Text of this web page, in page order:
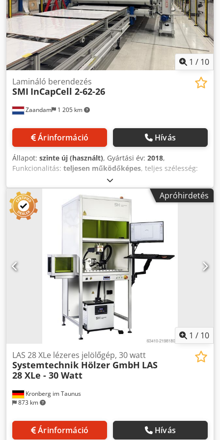
1 / 10
Zaandam 1 205 km
Lamináló berendezés
SMI InCapCell 2-62-26
Árinformáció Hívás
Állapot: szinte új (használt), Gyártási év: 2018,
Funkcionalitás: teljesen működőképes, teljes szélesség:
9 100 mm
mm, össztömeg:40 500 kg, Kettős termelésű, napelem-
lamináló gép A lamináló gépet napelemek vagy kompozit
anyagok gyártására használják. Több réteg anyagot
egymáshoz ragasztanak, majd a lamináló gépbe vezetik. Az
anyagokat nyomás és hő hatására laminálják. Cedpfx
Adjzrdhgjqorf A laminálási folyamat vákuumban történik,
így elkerülhető, hogy nem kívánatos gázok kerüljenek a
végtermékbe. Végül a kész laminált terméket a lamináló
gépen keresztül szállítják ki. A géphez számos pótalkatrész
tartozik, és működés közben megtekinthető.
Apróhirdetés
1 / 10
Kronberg im Taunus
873 km
LAS 28 XLe lézeres jelölőgép, 30 watt
Systemtechnik Hölzer GmbH LAS
28 XLe - 30 Watt
Árinformáció Hívás